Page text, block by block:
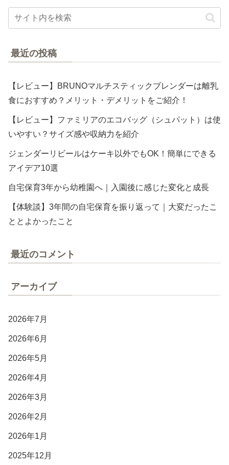
最近の投稿
【レビュー】BRUNOマルチスティックブレンダーは離乳
食におすすめ？メリット・デメリットをご紹介！
【レビュー】ファミリアのエコバッグ（シュパット）は使
いやすい？サイズ感や収納力を紹介
ジェンダーリビールはケーキ以外でもOK！簡単にできる
アイデア10選
自宅保育3年から幼稚園へ｜入園後に感じた変化と成長
【体験談】3年間の自宅保育を振り返って｜大変だったこ
ととよかったこと
最近のコメント
アーカイブ
2026年7月
2026年6月
2026年5月
2026年4月
2026年3月
2026年2月
2026年1月
2025年12月